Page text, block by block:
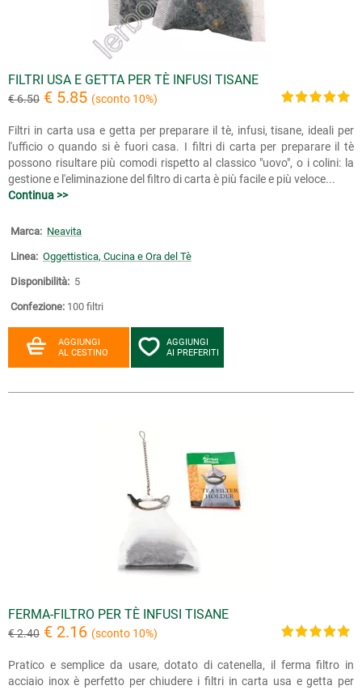
FILTRI USA E GETTA PER TÈ INFUSI TISANE
€ 6.50 € 5.85 (sconto 10%)
Filtri in carta usa e getta per preparare il tè, infusi, tisane, ideali per
l'ufficio o quando si è fuori casa. I filtri di carta per preparare il tè
possono risultare più comodi rispetto al classico "uovo", o i colini: la
gestione e l'eliminazione del filtro di carta è più facile e più veloce...
Continua >>
Marca: Neavita
Linea: Oggettistica, Cucina e Ora del Tè
Disponibilità: 5
Confezione: 100 filtri
AGGIUNGI
AL CESTINO
AGGIUNGI
AI PREFERITI
FERMA-FILTRO PER TÈ INFUSI TISANE
€ 2.40 € 2.16 (sconto 10%)
Pratico e semplice da usare, dotato di catenella, il ferma filtro in
acciaio inox è perfetto per chiudere i filtri in carta usa e getta per